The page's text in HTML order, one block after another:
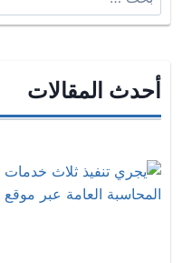
عن:
أحدث المقالات